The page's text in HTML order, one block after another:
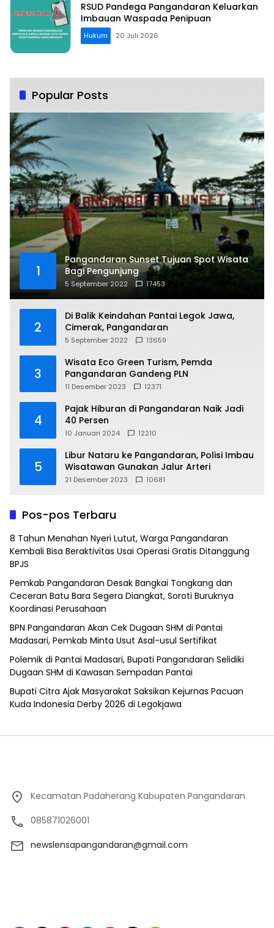
RSUD Pandega Pangandaran Keluarkan
Imbauan Waspada Penipuan
Hukum 20 Juli 2026
Popular Posts
1
Pangandaran Sunset Tujuan Spot Wisata
Bagi Pengunjung
5 September 2022 17453
2
Di Balik Keindahan Pantai Legok Jawa,
Cimerak, Pangandaran
5 September 2022 13659
3
Wisata Eco Green Turism, Pemda
Pangandaran Gandeng PLN
11 Desember 2023 12371
4
Pajak Hiburan di Pangandaran Naik Jadi
40 Persen
10 Januari 2024 12210
5
Libur Nataru ke Pangandaran, Polisi Imbau
Wisatawan Gunakan Jalur Arteri
21 Desember 2023 10681
Pos-pos Terbaru
8 Tahun Menahan Nyeri Lutut, Warga Pangandaran
Kembali Bisa Beraktivitas Usai Operasi Gratis Ditanggung
BPJS
Pemkab Pangandaran Desak Bangkai Tongkang dan
Ceceran Batu Bara Segera Diangkat, Soroti Buruknya
Koordinasi Perusahaan
BPN Pangandaran Akan Cek Dugaan SHM di Pantai
Madasari, Pemkab Minta Usut Asal-usul Sertifikat
Polemik di Pantai Madasari, Bupati Pangandaran Selidiki
Dugaan SHM di Kawasan Sempadan Pantai
Bupati Citra Ajak Masyarakat Saksikan Kejurnas Pacuan
Kuda Indonesia Derby 2026 di Legokjawa
Kecamatan Padaherang Kabupaten Pangandaran
085871026001
newslensapangandaran@gmail.com